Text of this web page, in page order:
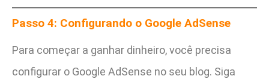
Passo 4: Configurando o Google AdSense
Para começar a ganhar dinheiro, você precisa
configurar o Google AdSense no seu blog. Siga